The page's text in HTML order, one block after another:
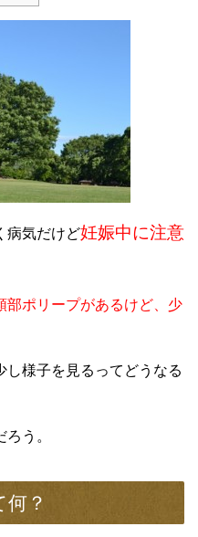
病気だけど妊娠中に注意
部ポリープがあるけど、少
様子を見るってどうなる
う。
？